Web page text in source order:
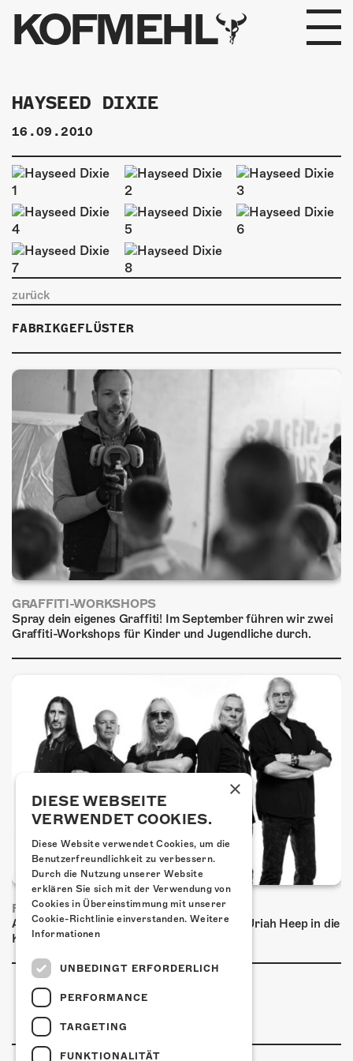
KOFMEHL
PROGRAMM
FABRIKGEFLÜSTER
GALERIE
FOTOGALERIE
PHOTOMAT
INFOS
KONTAKT
ÜBER UNS
GÖNNEREI
SHOP
MITMACHEN
HAYSEED DIXIE
16.09.2010
zurück
FABRIKGEFLÜSTER
GRAFFITI-WORKSHOPS
Spray dein eigenes Graffiti! Im September führen wir zwei
Graffiti-Workshops für Kinder und Jugendliche durch.
FRISCH BESTÄTIGT: URIAH HEEP
Am Sonntag, 15. November 2026 kommen Uriah Heep in die
Kulturfabrik Kofmehl!
×
DIESE WEBSEITE
VERWENDET COOKIES.
Diese Website verwendet Cookies, um die
Benutzerfreundlichkeit zu verbessern.
Durch die Nutzung unserer Website
erklären Sie sich mit der Verwendung von
Cookies in Übereinstimmung mit unserer
Cookie-Richtlinie einverstanden. Weitere
Informationen
UNBEDINGT ERFORDERLICH
PERFORMANCE
TARGETING
FUNKTIONALITÄT